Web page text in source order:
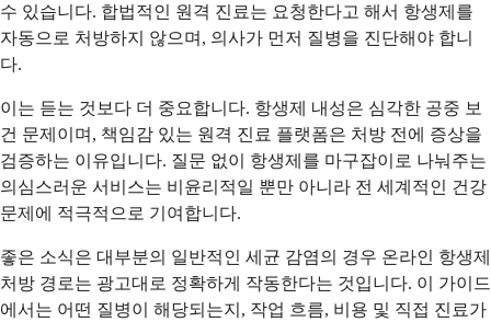
수 있습니다. 합법적인 원격 진료는 요청한다고 해서 항생제를
자동으로 처방하지 않으며, 의사가 먼저 질병을 진단해야 합니
다.
이는 듣는 것보다 더 중요합니다. 항생제 내성은 심각한 공중 보
건 문제이며, 책임감 있는 원격 진료 플랫폼은 처방 전에 증상을
검증하는 이유입니다. 질문 없이 항생제를 마구잡이로 나눠주는
의심스러운 서비스는 비윤리적일 뿐만 아니라 전 세계적인 건강
문제에 적극적으로 기여합니다.
좋은 소식은 대부분의 일반적인 세균 감염의 경우 온라인 항생제
처방 경로는 광고대로 정확하게 작동한다는 것입니다. 이 가이드
에서는 어떤 질병이 해당되는지, 작업 흐름, 비용 및 직접 진료가